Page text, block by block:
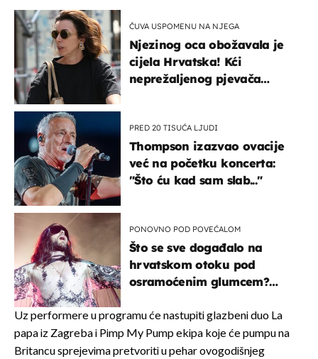
ČUVA USPOMENU NA NJEGA
Njezinog oca obožavala je
cijela Hrvatska! Kći
neprežaljenog pjevača
PRED 20 TISUĆA LJUDI
Thompson izazvao ovacije
već na početku koncerta:
"Što ću kad sam slab..."
PONOVNO POD POVEĆALOM
Što se sve događalo na
hrvatskom otoku pod
osramoćenim glumcem?
izazivaju nevjericu
Uz performere u programu će nastupiti glazbeni duo La
papa iz Zagreba i Pimp My Pump ekipa koje će pumpu na
Britancu sprejevima pretvoriti u pehar ovogodišnjeg